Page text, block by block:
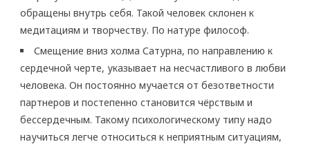
обращены внутрь себя. Такой человек склонен к
медитациям и творчеству. По натуре философ.
Смещение вниз холма Сатурна, по направлению к
сердечной черте, указывает на несчастливого в любви
человека. Он постоянно мучается от безответности
партнеров и постепенно становится чёрствым и
бессердечным. Такому психологическому типу надо
научиться легче относиться к неприятным ситуациям,